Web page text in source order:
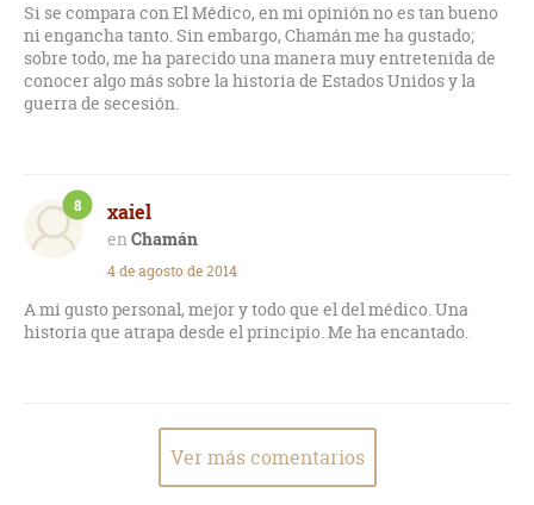
En definitiva, un libro interesante que te atrapa en cuanto te
descuidas.
Me gustó mas que la primera, que está ambientada en el siglo
del bestseller.
Si se compara con El Médico, en mi opinión no es tan bueno
ni engancha tanto. Sin embargo, Chamán me ha gustado;
sobre todo, me ha parecido una manera muy entretenida de
conocer algo más sobre la historia de Estados Unidos y la
guerra de secesión.
xaiel
Chamán
8
4 de agosto de 2014
A mi gusto personal, mejor y todo que el del médico. Una
historia que atrapa desde el principio. Me ha encantado.
Ver más comentarios